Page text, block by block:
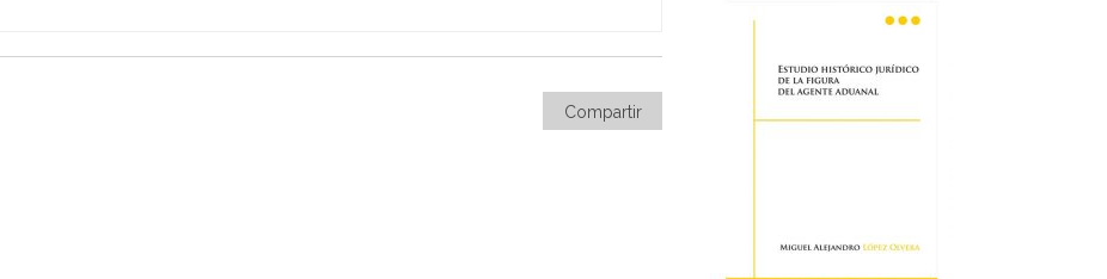
Compartir